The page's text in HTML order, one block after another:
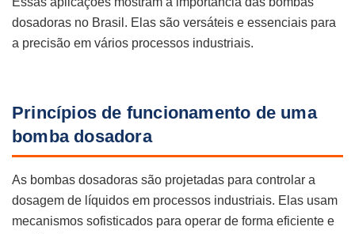
dosadoras no Brasil. Elas são versáteis e essenciais para
a precisão em vários processos industriais.
Princípios de funcionamento de uma
bomba dosadora
As bombas dosadoras são projetadas para controlar a
dosagem de líquidos em processos industriais. Elas usam
mecanismos sofisticados para operar de forma eficiente e